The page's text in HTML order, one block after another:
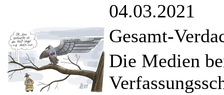
04.03.2021
Gesamt-
Die Medien